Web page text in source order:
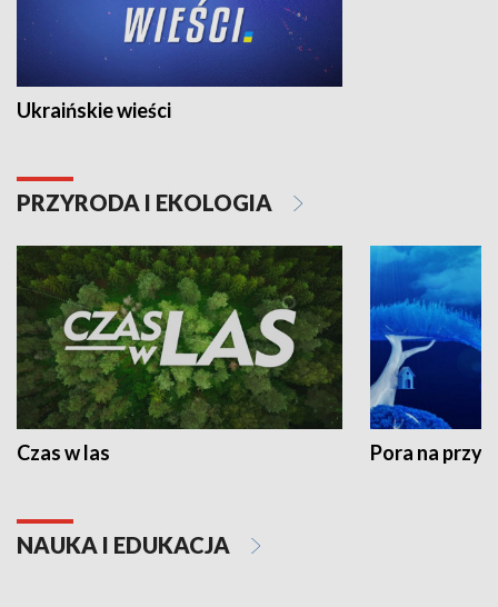
Ukraińskie wieści
PRZYRODA I EKOLOGIA
Czas w las Pora na
NAUKA I EDUKACJA